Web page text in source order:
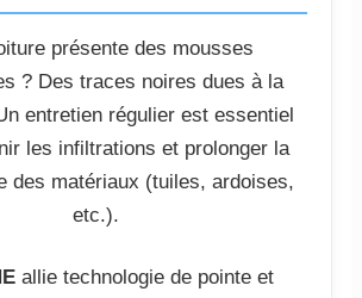
présente des mousses
? Des traces noires dues à la
entretien régulier est essentiel
les infiltrations et prolonger la
des matériaux (tuiles, ardoises,
etc.).
allie technologie de pointe et